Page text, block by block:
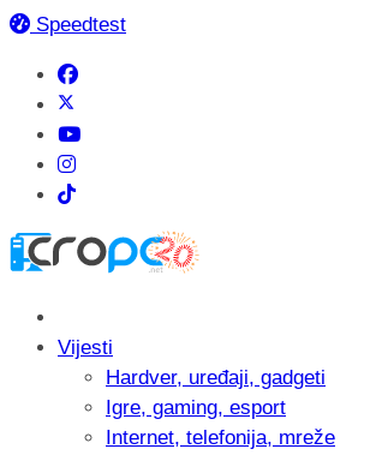
Speedtest
Vijesti
Hardver, uređaji, gadgeti
Igre, gaming, esport
Internet, telefonija, mreže